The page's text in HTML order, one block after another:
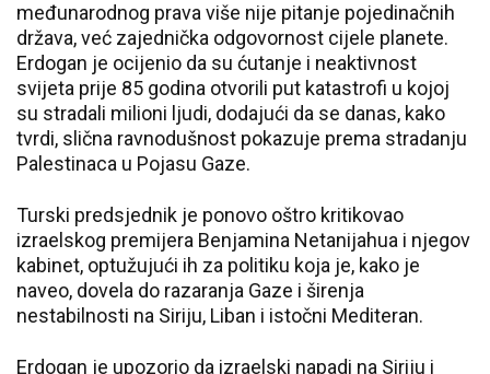
međunarodnog prava više nije pitanje pojedinačnih
država, već zajednička odgovornost cijele planete.
Erdogan je ocijenio da su ćutanje i neaktivnost
svijeta prije 85 godina otvorili put katastrofi u kojoj
su stradali milioni ljudi, dodajući da se danas, kako
tvrdi, slična ravnodušnost pokazuje prema stradanju
Palestinaca u Pojasu Gaze.
Turski predsjednik je ponovo oštro kritikovao
izraelskog premijera Benjamina Netanijahua i njegov
kabinet, optužujući ih za politiku koja je, kako je
naveo, dovela do razaranja Gaze i širenja
nestabilnosti na Siriju, Liban i istočni Mediteran.
Erdogan je upozorio da izraelski napadi na Siriju i